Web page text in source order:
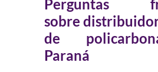
Perguntas
sobre
de
Paraná